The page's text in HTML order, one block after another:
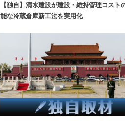
【独自】清水建設が建設・維持管理コスト
能な冷蔵倉庫新工法を実用化